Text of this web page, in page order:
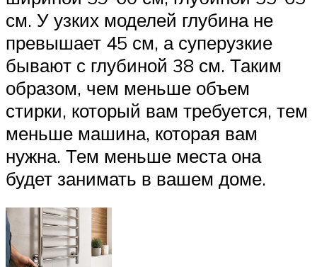
см. У узких моделей глубина не
превышает 45 см, а суперузкие
бывают с глубиной 38 см. Таким
образом, чем меньше объем
стирки, который вам требуется, тем
меньше машина, которая вам
нужна. Тем меньше места она
будет занимать в вашем доме.